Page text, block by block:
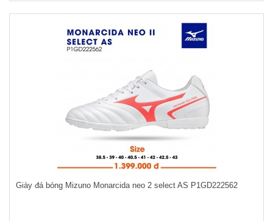
Giày đá bóng Mizuno Monarcida neo 2 select AS P1GD222562